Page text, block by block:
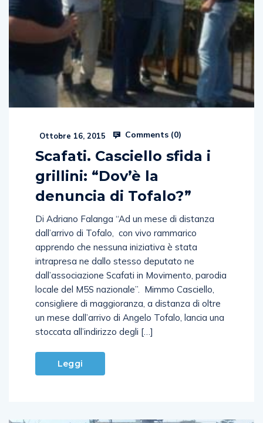
Ottobre 16, 2015 Comments (0)
Scafati. Casciello sfida i
grillini: “Dov’è la
denuncia di Tofalo?”
Di Adriano Falanga “Ad un mese di distanza
dall’arrivo di Tofalo, con vivo rammarico
apprendo che nessuna iniziativa è stata
intrapresa ne dallo stesso deputato ne
dall’associazione Scafati in Movimento, parodia
locale del M5S nazionale”. Mimmo Casciello,
consigliere di maggioranza, a distanza di oltre
un mese dall’arrivo di Angelo Tofalo, lancia una
stoccata all’indirizzo degli […]
Leggi